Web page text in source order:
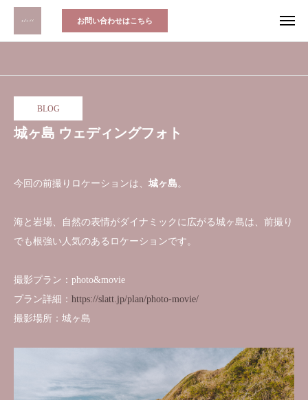
お問い合わせはこちら
BLOG
城ヶ島 ウェディングフォト
今回の前撮りロケーションは、 城ヶ島。
海と岩場、自然の表情がダイナミックに広がる城ヶ島は、前撮り
でも根強い人気のあるロケーションです。
撮影プラン：photo&movie
プラン詳細： https://slatt.jp/plan/photo-movie/
撮影場所：城ヶ島